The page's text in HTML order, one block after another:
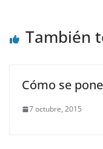
También
Cómo se
7 octubre, 2015